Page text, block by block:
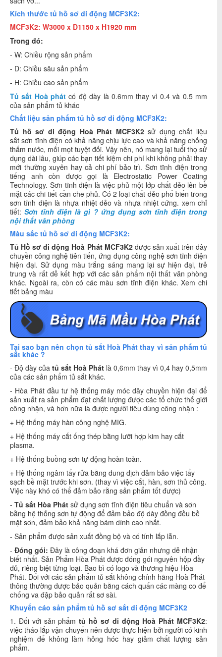
Kích thước tủ hồ sơ di động MCF3K2:
MCF3K2: W3000 x D1150 x H1920 mm
Trong đó:
- W: Chiều rộng sản phẩm
- D: Chiều sâu sản phẩm
- H: Chiều cao sản phẩm
Tủ sắt Hoà phát có độ dày là 0.6mm thay vì 0.4 và 0.5 mm
của sản phẩm tủ khác
Chất liệu sản phẩm tủ hồ sơ di động MCF3K2:
Tủ hồ sơ di động Hoà Phát MCF3K2sử dụng chất liệu
sắt sơn tĩnh điện có khả năng chịu lực cao và khả năng chống
thấm nước, mối mọt tuyệt đối. Vậy nên, nó mang lại tuổi thọ sử
dụng dài lâu, giúp các bạn tiết kiệm chi phí khi không phải thay
mới thường xuyên hay cả chi phí bảo trì. Sơn tĩnh điện trong
tiếng anh còn được gọi là Electrostatic Power Coating
Technology. Sơn tĩnh điện là việc phủ một lớp chất dẻo lên bề
mặt các chi tiết cần che phủ. Có 2 loại chất dẻo phổ biến trong
sơn tĩnh điện là nhựa nhiệt dẻo và nhựa nhiệt cứng. xem chỉ
tiết: Sơn tĩnh điện là gì ? ứng dụng sơn tĩnh điện trong
nội thất văn phòng
Màu sắc tủ hồ sơ di động MCF3K2:
Tủ Hồ sơ di động Hoà Phát MCF3K2được sản xuất trên dây
chuyền công nghệ tiên tiến, ứng dụng công nghệ sơn tĩnh điện
hiện đại. Sử dụng màu trắng sáng mang lại sự hiện đại, trẻ
trung và rất dễ kết hợp với các sản phẩm nội thất văn phòng
khác. Ngoài ra, còn có các màu sơn tĩnh điện khác. Xem chi
tiết bảng màu
Tại sao bạn nên chọn tủ sắt Hoà Phát thay vì sản phẩm tủ
sắt khác ?
- Độ dày của tủ sắt Hoà Phát là 0,6mm thay vì 0,4 hay 0,5mm
của các sản phẩm tủ sắt khác.
- Hòa Phát đầu tư hệ thống máy móc dây chuyền hiện đại để
sản xuất ra sản phẩm đạt chất lượng được các tổ chức thế giới
công nhận, và hơn nữa là được người tiêu dùng công nhận :
+ Hệ thống máy hàn công nghệ MIG.
+ Hệ thống máy cắt ống thép bằng lưỡi hợp kim hay cắt
plasma.
+ Hệ thống buồng sơn tự động hoàn toàn.
+ Hệ thống ngâm tẩy rửa bằng dung dịch đảm bảo việc tẩy
sạch bề mặt trước khi sơn. (thay vì việc cắt, hàn, sơn thủ công.
Việc này khó có thể đảm bảo rằng sản phẩm tốt được)
- Tủ sắt Hòa Phát sử dụng sơn tĩnh điện tiêu chuẩn và sơn
bằng hệ thống sơn tự động để đảm bảo độ dày đồng đều bề
mặt sơn, đảm bảo khả năng bám dính cao nhất.
- Sản phẩm được sản xuất đồng bộ và có tính lắp lẫn.
- Đóng gói: Đây là công đoạn khá đơn giản nhưng dễ nhận
biết nhất. Sản Phẩm Hòa Phát được đóng gói nguyên hộp đầy
đủ, riêng biệt từng loại. Bao bì có logo và thương hiệu Hòa
Phát. Đối với các sản phẩm tủ sắt không chính hãng Hoà Phát
thông thường được bảo quản bằng cách quấn các màng co để
chống va đập bảo quản rất sơ sài.
Khuyến cáo sản phẩm tủ hồ sơ sắt di động MCF3K2
1. Đối với sản phẩmtủ hồ sơ di động Hoà Phát MCF3K2:
việc tháo lắp vận chuyển nên được thực hiện bởi người có kinh
nghiệm để không làm hỏng hóc hay giảm chất lượng sản
phẩm.